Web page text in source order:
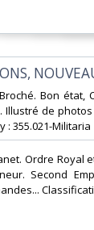
Bon
Illustré de
: 355.021-Militaria‎
Ordre Royal
Second